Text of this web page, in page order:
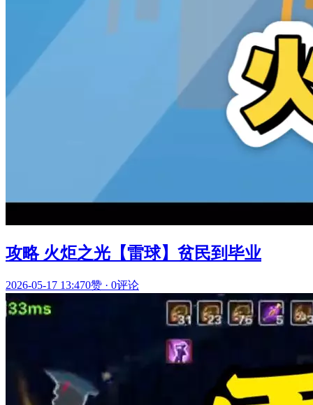
攻略 火炬之光【雷球】贫民到毕业
2026-05-17 13:470赞 · 0评论